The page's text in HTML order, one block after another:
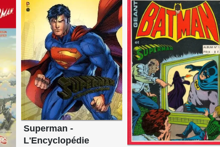
Superman -
L'Encyclopédie